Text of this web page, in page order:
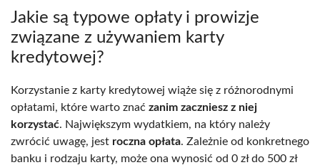
Jakie są typowe opłaty i prowizje
związane z używaniem karty
kredytowej?
Korzystanie z karty kredytowej wiąże się z różnorodnymi
opłatami, które warto znać zanim zaczniesz z niej
korzystać. Największym wydatkiem, na który należy
zwrócić uwagę, jest roczna opłata. Zależnie od konkretnego
banku i rodzaju karty, może ona wynosić od 0 zł do 500 zł